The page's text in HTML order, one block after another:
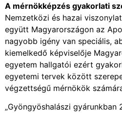
A mérnökképzés gyakorlati
Nemzetközi és hazai
együtt Magyarországon az
nagyobb igény van speciális,
kiemelkedő képviselője
egyetem hallgatói ezért
egyetemi tervek között
végzettségű mérnökök
„Gyöngyöshalászi